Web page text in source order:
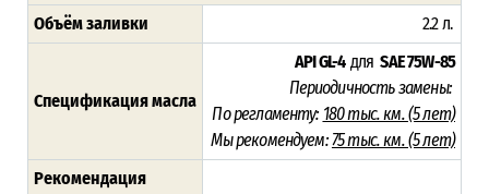
Объём заливки 2.2 л.
Спецификация масла
API GL-4 дляSAE 75W-85
Периодичность замены:
По регламенту: 180 тыс. км. (5 лет)
Мы рекомендуем:75 тыс. км. (5 лет)
Рекомендация